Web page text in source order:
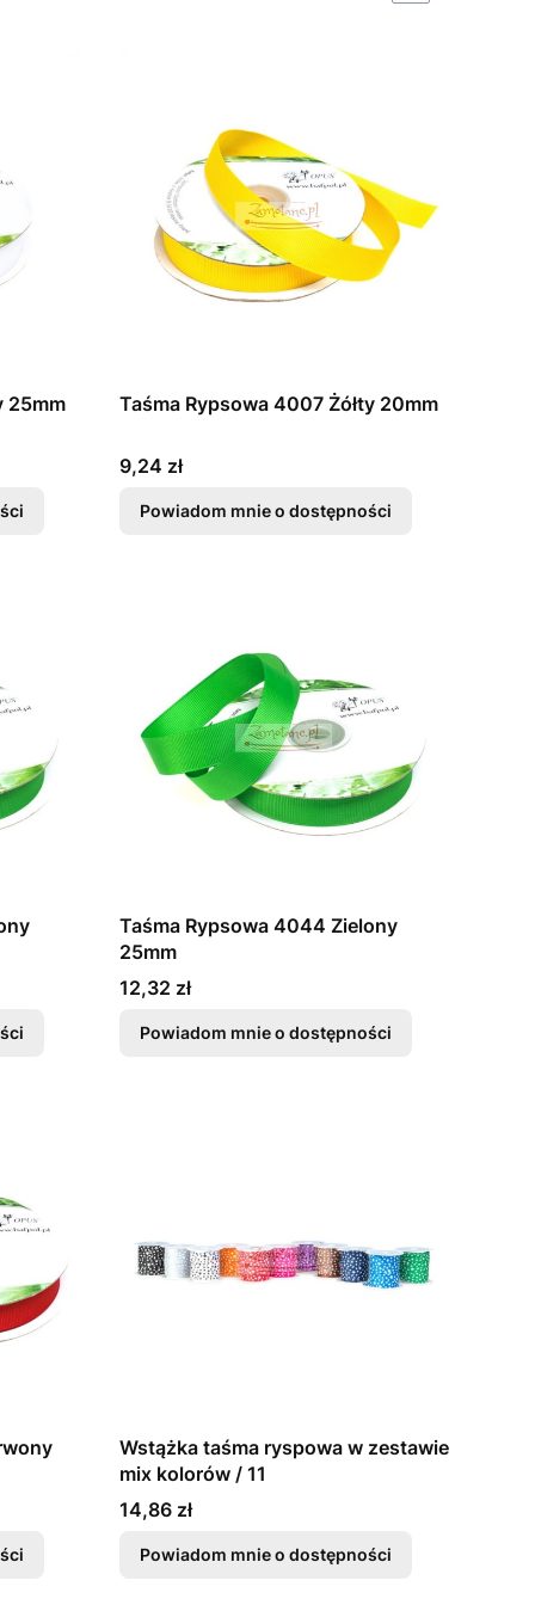
25mm Taśma Rypsowa 4007 Żółty 20mm
Cena
9,24 zł
Powiadom mnie o dostępności
Taśma Rypsowa 4044 Zielony
25mm
Cena
12,32 zł
Powiadom mnie o dostępności
Wstążka taśma ryspowa w zestawie
mix kolorów / 11
Cena
14,86 zł
Powiadom mnie o dostępności